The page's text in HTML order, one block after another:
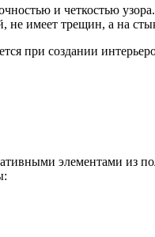
и четкостью
не имеет трещин, а на
при создании
элементами из